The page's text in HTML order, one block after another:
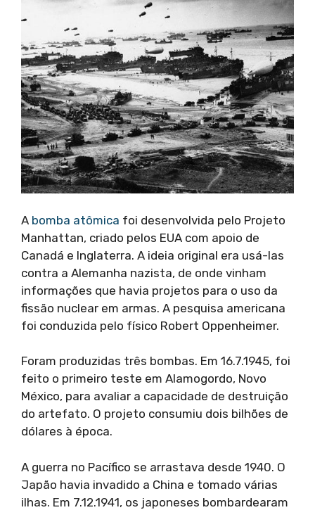
A bomba atômica foi desenvolvida pelo Projeto
Manhattan, criado pelos EUA com apoio de
Canadá e Inglaterra. A ideia original era usá-las
contra a Alemanha nazista, de onde vinham
informações que havia projetos para o uso da
fissão nuclear em armas. A pesquisa americana
foi conduzida pelo físico Robert Oppenheimer.
Foram produzidas três bombas. Em 16.7.1945, foi
feito o primeiro teste em Alamogordo, Novo
México, para avaliar a capacidade de destruição
do artefato. O projeto consumiu dois bilhões de
dólares à época.
A guerra no Pacífico se arrastava desde 1940. O
Japão havia invadido a China e tomado várias
ilhas. Em 7.12.1941, os japoneses bombardearam